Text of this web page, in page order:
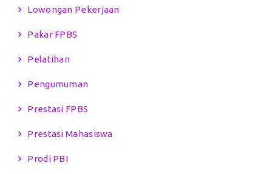
Lowongan Pekerjaan
Pakar FPBS
Pelatihan
Pengumuman
Prestasi FPBS
Prestasi Mahasiswa
Prodi PBI